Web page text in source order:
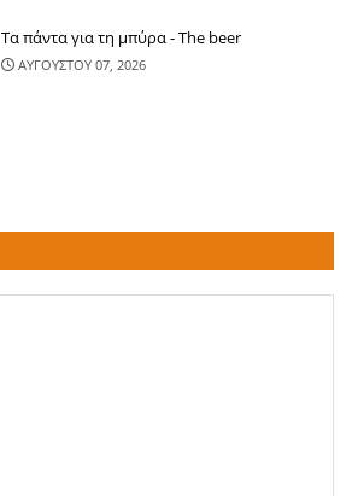
Τα πάντα για τη μπύρα - The beer
ΑΥΓΟΥΣΤΟΥ 07, 2026